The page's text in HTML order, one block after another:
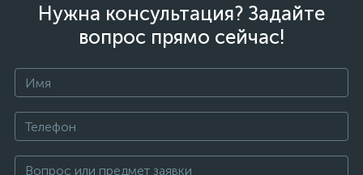
Нужна консультация? Задайте
вопрос прямо сейчас!